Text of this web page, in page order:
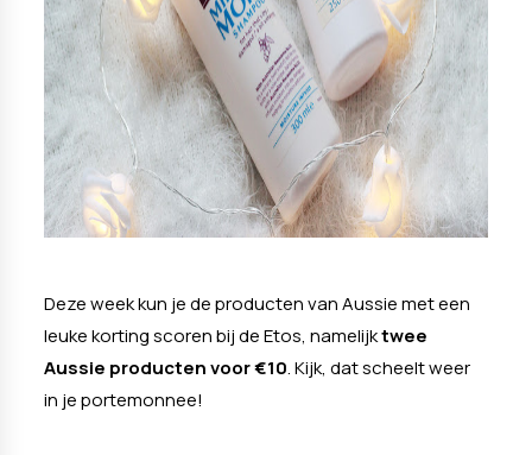
Deze week kun je de producten van Aussie met een
leuke korting scoren bij de Etos, namelijktwee
Aussie producten voor €10. Kijk, dat scheelt weer
in je portemonnee!